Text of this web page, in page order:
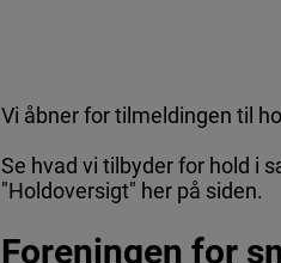
Vi åbner for tilmeldingen til
Se hvad vi tilbyder for hold i
"Holdoversigt" her på siden.
Foreningen for